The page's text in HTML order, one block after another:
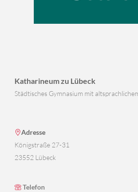
Katharineum zu Lübeck
Städtisches Gymnasium mit
Adresse
Königstraße 27-31
23552 Lübeck
Telefon